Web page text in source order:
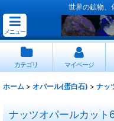
世界の鉱物、
メニュー
カテゴリ マイページ
ホーム > オパール(蛋白石) > ナッ
ナッツオパールカッ